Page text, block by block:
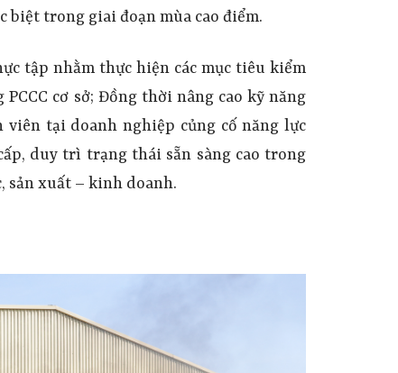
biệt trong giai đoạn mùa cao điểm.
tậpnhằm thực hiện các mục tiêu kiểm
cơ sở; Đồng thời nâng cao kỹ năng
viêntại doanh nghiệp củng cố năng lực
duy trì trạng thái sẵn sàng cao trong
sản xuất – kinh doanh.